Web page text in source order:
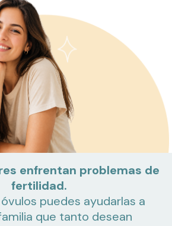
enfrentan problemas de
fertilidad.
puedes ayudarlas a
que tanto desean